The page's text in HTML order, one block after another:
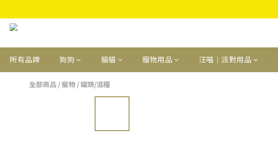
所有品牌 狗狗 貓貓 寵物用品 汪喵｜派對用品
全部商品 /寵物 /罐頭/濕糧